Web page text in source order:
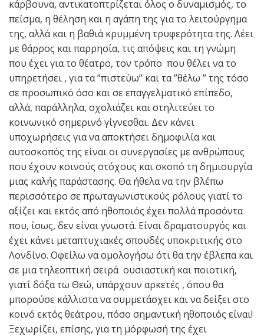
κάρβουνα, αντικατοπτρίζεται όλος ο δυναμισμός, το
πείσμα, η θέληση και η αγάπη της για το λειτούργημα
της, αλλά και η βαθιά κρυμμένη τρυφερότητα της. Λέει
με θάρρος και παρρησία, τις απόψεις και τη γνώμη
που έχει για το θέατρο, τον τρόπο που θέλει να το
υπηρετήσει , για τα ”πιστεύω” και τα ”θέλω ” της τόσο
σε προσωπικό όσο και σε επαγγελματικό επίπεδο,
αλλά, παράλληλα, σχολιάζει και στηλιτεύει το
κοινωνικό σημερινό γίγνεσθαι. Δεν κάνει
υποχωρήσεις για να αποκτήσει δημοφιλία και
αυτοσκοπός της είναι οι συνεργασίες με ανθρώπους
που έχουν κοινούς στόχους και σκοπό τη δημιουργία
μιας καλής παράστασης. Θα ήθελα να την βλέπω
περισσότερο σε πρωταγωνιστικούς ρόλους γιατί το
αξίζει και εκτός από ηθοποιός έχει πολλά προσόντα
που, ίσως, δεν είναι γνωστά. Είναι δραματουργός και
έχει κάνει μεταπτυχιακές σπουδές υποκριτικής στο
Λονδίνο. Οφείλω να ομολογήσω ότι θα την έβλεπα και
σε μια τηλεοπτική σειρά ουσιαστική και ποιοτική,
γιατί δόξα τω Θεώ, υπάρχουν αρκετές , όπου θα
μπορούσε κάλλιστα να συμμετάσχει και να δείξει στο
κοινό εκτός θεάτρου, πόσο σημαντική ηθοποιός είναι!
Ξεχωρίζει, επίσης, για τη μόρφωσή της έχει